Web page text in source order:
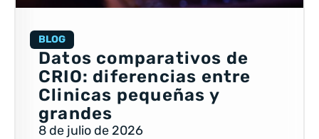
BLOG
Datos comparativos de
CRIO: diferencias entre
Clinicas pequeñas y
grandes
8 de julio de 2026